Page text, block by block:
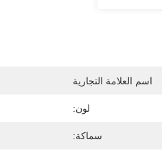
اسم العلامة التجارية
لون:
سماكة: